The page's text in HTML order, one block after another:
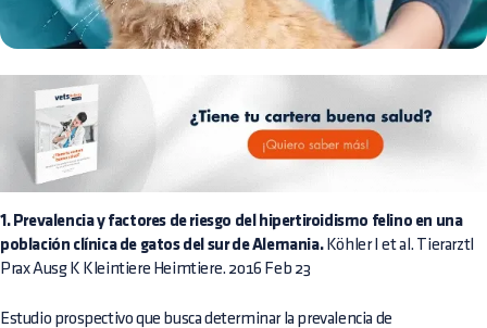
1. Prevalencia y factores de riesgo del hipertiroidismo felino en una
población clínica de gatos del sur de Alemania.Köhler I et al. Tierarztl
Prax Ausg K Kleintiere Heimtiere. 2016 Feb 23
Estudio prospectivo que busca determinar la prevalencia de